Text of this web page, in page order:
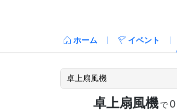
ホーム イベント
卓上扇風機 で 0